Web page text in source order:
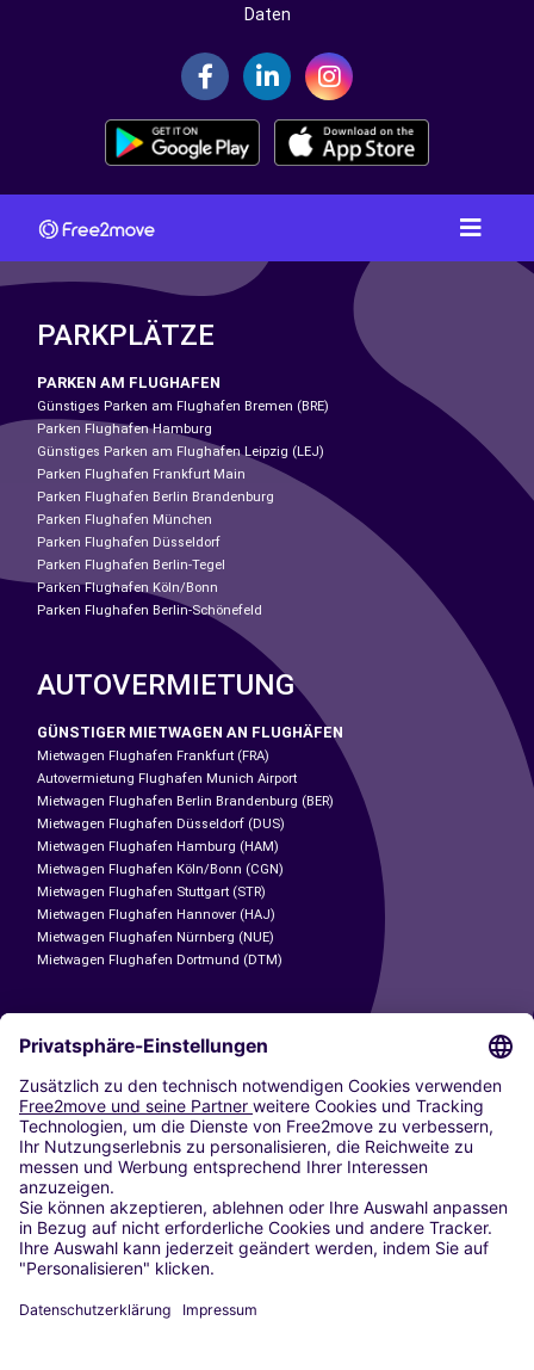
Daten
PARKPLÄTZE
PARKEN AM FLUGHAFEN
Günstiges Parken am Flughafen Bremen (BRE)
Parken Flughafen Hamburg
Günstiges Parken am Flughafen Leipzig (LEJ)
Parken Flughafen Frankfurt Main
Parken Flughafen Berlin Brandenburg
Parken Flughafen München
Parken Flughafen Düsseldorf
Parken Flughafen Berlin-Tegel
Parken Flughafen Köln/Bonn
Parken Flughafen Berlin-Schönefeld
AUTOVERMIETUNG
GÜNSTIGER MIETWAGEN AN FLUGHÄFEN
Mietwagen Flughafen Frankfurt (FRA)
Autovermietung Flughafen Munich Airport
Mietwagen Flughafen Berlin Brandenburg (BER)
Mietwagen Flughafen Düsseldorf (DUS)
Mietwagen Flughafen Hamburg (HAM)
Mietwagen Flughafen Köln/Bonn (CGN)
Mietwagen Flughafen Stuttgart (STR)
Mietwagen Flughafen Hannover (HAJ)
Mietwagen Flughafen Nürnberg (NUE)
Mietwagen Flughafen Dortmund (DTM)
CARSHARING
UNSERE STÄDTE
Paris
Madrid
Washington DC
Mailand
Rom
Turin
Wien
Berlin
Düsseldorf